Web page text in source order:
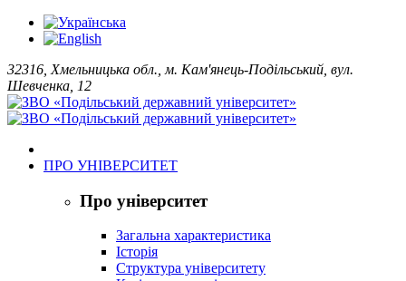
32316, Хмельницька обл., м. Кам'янець-Подільський, вул.
Шевченка, 12
ПРО УНІВЕРСИТЕТ
Про університет
Загальна характеристика
Історія
Структура університету